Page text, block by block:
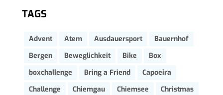
TAGS
Advent Atem Ausdauersport
Bauernhof
Bergen
Beweglichkeit Bike
Box
boxchallenge
Bring a Friend
Capoeira
Challenge
Chiemgau Chiemsee
Christmas